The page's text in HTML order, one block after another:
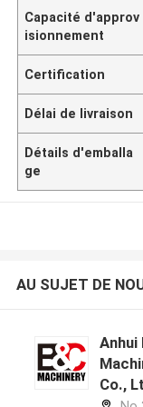
Capacité d'approv
isionnement
Certification
Délai de livraison
Détails d'emballa
ge
AU SUJET DE
Anhui
Co.,